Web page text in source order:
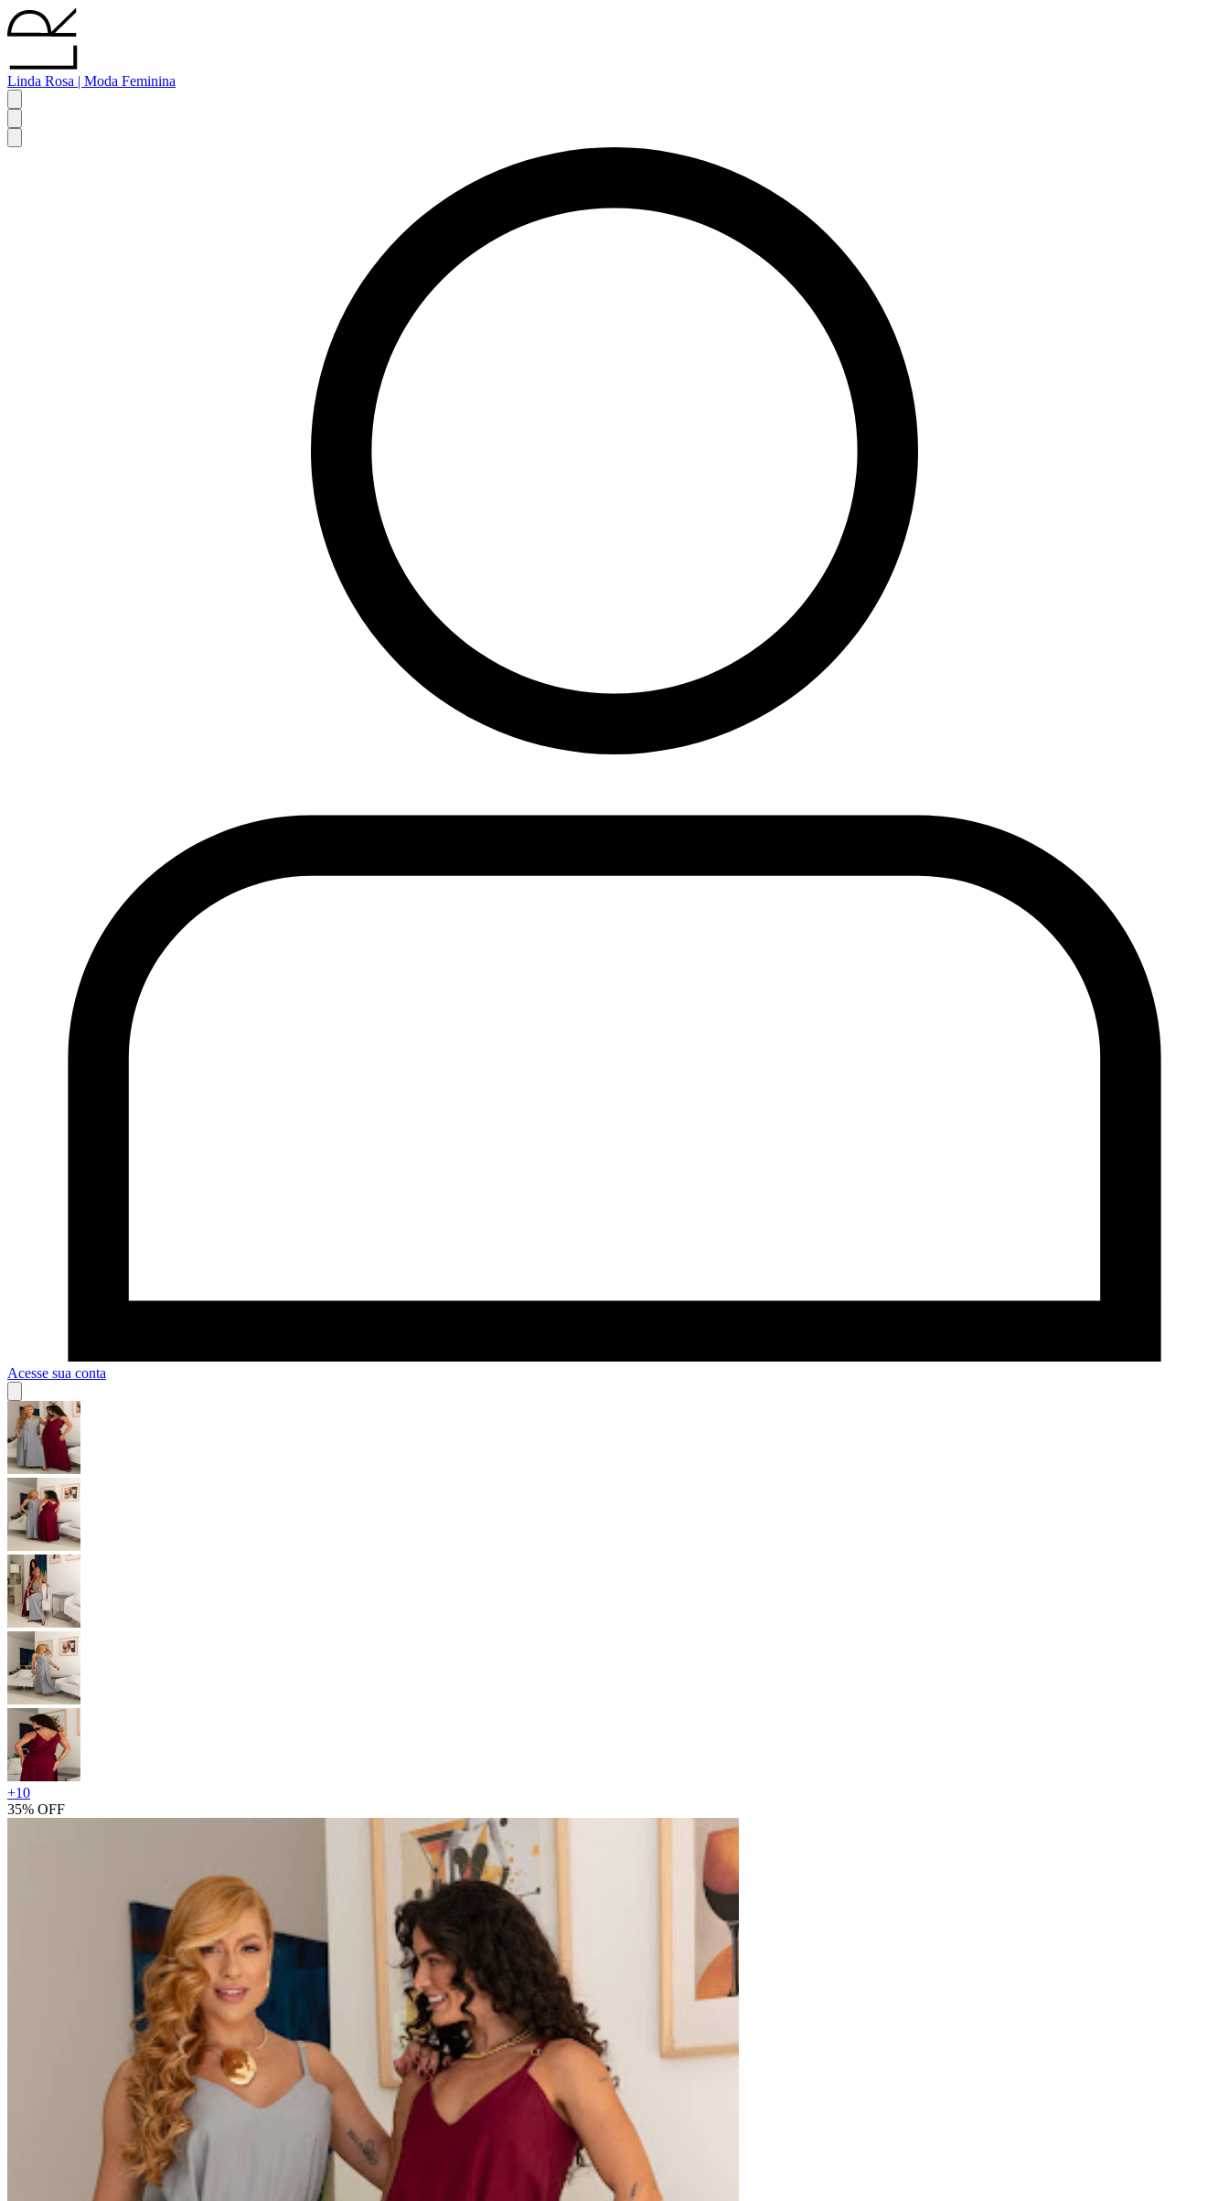
Linda Rosa | Moda Feminina
Acesse sua conta
+10
35% OFF